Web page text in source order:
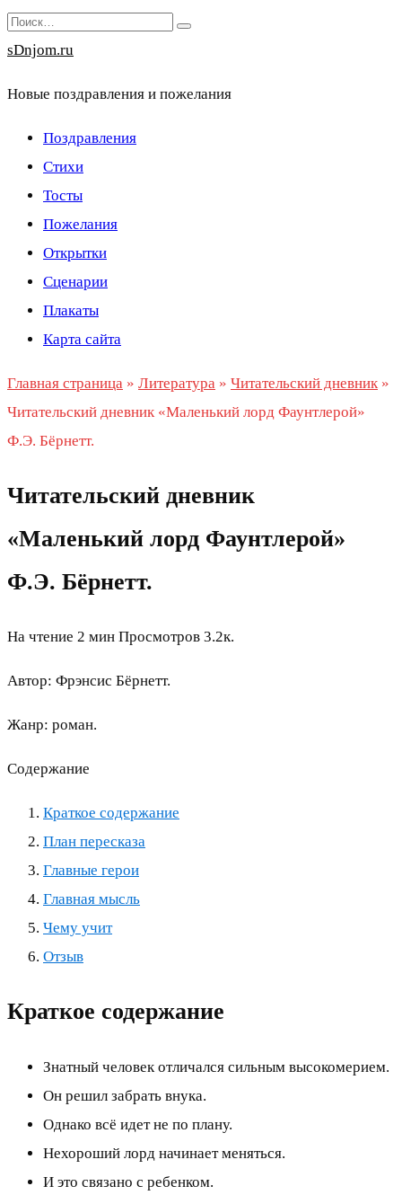
Перейти
к
Search
for:
sDnjom.ru
Новые поздравления и пожелания
Поздравления
Стихи
Тосты
Пожелания
Открытки
Сценарии
Плакаты
Карта сайта
Главная страница » Литература » Читательский дневник »
Читательский дневник «Маленький лорд Фаунтлерой»
Ф.Э. Бёрнетт.
Читательский дневник
«Маленький лорд Фаунтлерой»
Ф.Э. Бёрнетт.
На чтение 2 мин Просмотров 3.2к.
Автор: Фрэнсис Бёрнетт.
Жанр: роман.
Содержание
Краткое содержание
План пересказа
Главные герои
Главная мысль
Чему учит
Отзыв
Краткое содержание
Знатный человек отличался сильным высокомерием.
Он решил забрать внука.
Однако всё идет не по плану.
Нехороший лорд начинает меняться.
И это связано с ребенком.